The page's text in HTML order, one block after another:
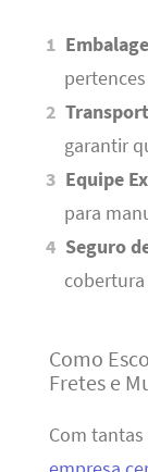
garantir
Equipe
para
Seguro
Como
Fretes e
Com